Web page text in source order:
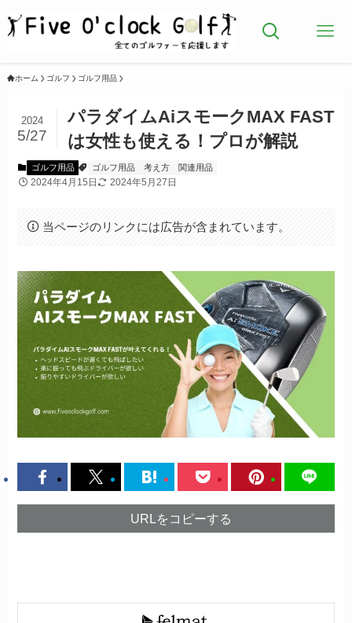
ホーム ゴルフ ゴルフ用品
パラダイムAiスモークMAX FAST
は女性も使える！プロが解説
2024
5/27
ゴルフ用品 ゴルフ用品 考え方 関連用品
2024年4月15日 2024年5月27日
当ページのリンクには広告が含まれています。
URLをコピーする